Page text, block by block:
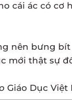
cái ác có cơ
nên bưng
mới thật sự
Giáo Dục Việt